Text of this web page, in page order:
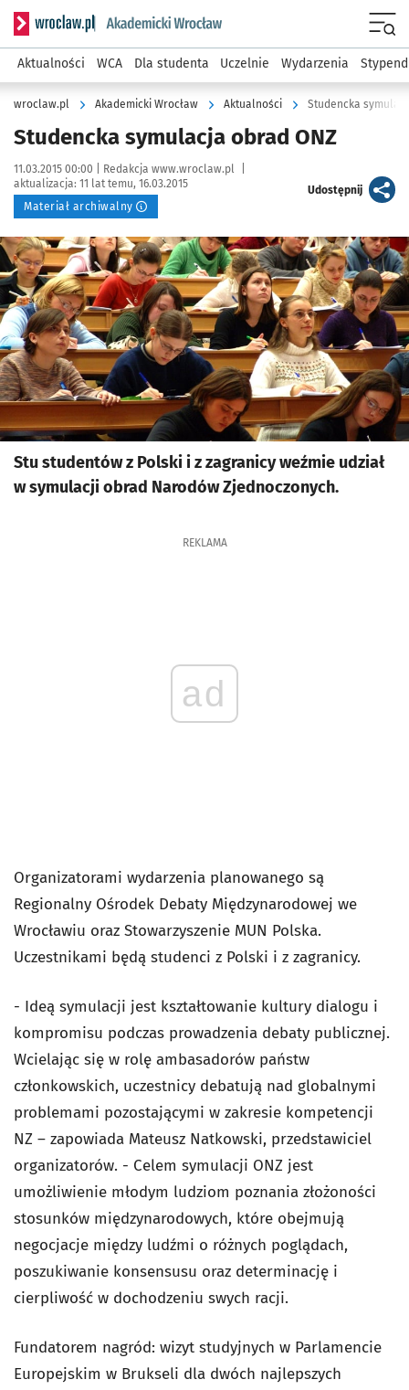
Serwis informacyjny wroclaw.pl podserwis: Akademicki
Aktualności WCA Dla studenta Uczelnie Wydarzenia
wroclaw.pl Akademicki Wrocław Aktualności Studencka
Studencka symulacja obrad ONZ
Data publikacji:
11.03.2015 00:00 | Autor:
Redakcja www.wroclaw.pl
aktualizacja: 11 lat temu, 16.03.2015
Materiał archiwalny
Udostępnijartykuł
Kliknij, aby powiększyć
Stu studentów z Polski i z zagranicy weźmie udział
w symulacji obrad Narodów Zjednoczonych.
REKLAMA
ad
Organizatorami wydarzenia planowanego są
Regionalny Ośrodek Debaty Międzynarodowej we
Wrocławiu oraz Stowarzyszenie MUN Polska.
Uczestnikami będą studenci z Polski i z zagranicy.
- Ideą symulacji jest kształtowanie kultury dialogu i
kompromisu podczas prowadzenia debaty publicznej.
Wcielając się w rolę ambasadorów państw
członkowskich, uczestnicy debatują nad globalnymi
problemami pozostającymi w zakresie kompetencji
NZ – zapowiada Mateusz Natkowski, przedstawiciel
organizatorów. - Celem symulacji ONZ jest
umożliwienie młodym ludziom poznania złożoności
stosunków międzynarodowych, które obejmują
negocjacje między ludźmi o różnych poglądach,
poszukiwanie konsensusu oraz determinację i
cierpliwość w dochodzeniu swych racji.
Fundatorem nagród: wizyt studyjnych w Parlamencie
Europejskim w Brukseli dla dwóch najlepszych